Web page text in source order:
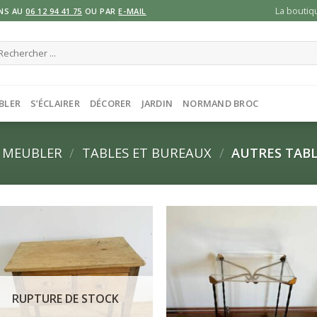
AU06 12 94 41 75 OU PARE-MAIL La
S’ÉCLAIRER DÉCORER JARDIN NORMAND BROC
MEUBLER / TABLES ET BUREAUX / AUTRES
RUPTURE DE STOCK